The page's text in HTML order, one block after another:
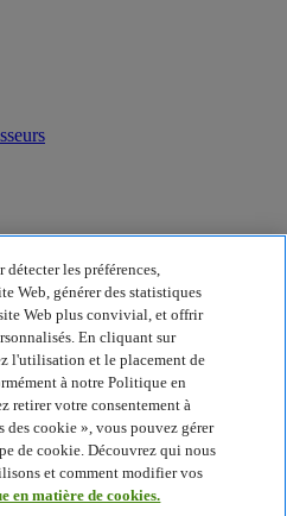
les préférences,
Web, générer des statistiques
Web plus convivial, et offrir
En cliquant sur
l'utilisation et le placement de
à notre Politique en
retirer votre consentement à
des cookie », vous pouvez gérer
de cookie. Découvrez qui nous
et comment modifier vos
en matière de cookies.